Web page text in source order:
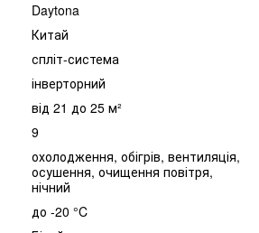
Daytona
Китай
спліт-система
інверторний
від 21 до 25 м²
9
охолодження, обігрів, вентиляція,
осушення, очищення повітря,
нічний
до -20 °C